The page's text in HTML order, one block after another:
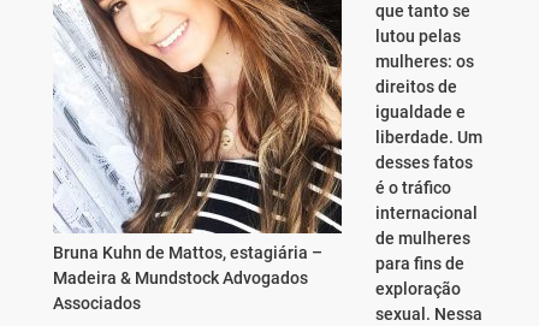
Bruna Kuhn de Mattos, estagiária –
Madeira & Mundstock Advogados
Associados
que tanto se
lutou pelas
mulheres: os
direitos de
igualdade e
liberdade. Um
desses fatos
é o tráfico
internacional
de mulheres
para fins de
exploração
sexual. Nessa